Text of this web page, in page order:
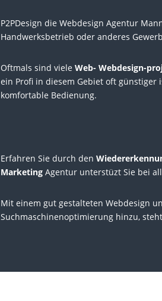
P2PDesign die Webdesign Agentur
Handwerksbetrieb oder anderes
Oftmals sind vieleWeb- Webdesign-
ein Profi in diesem Gebiet oft
komfortable Bedienung.
Erfahren Sie durch den
Marketing Agentur unterstüzt Sie bei
Mit einem gut gestalteten Webdesign
Suchmaschinenoptimierung hinzu,